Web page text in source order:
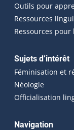
Outils pour
Ressources
Ressources
Sujets d’intérêt
Féminisation et
Néologie
Officialisation
Navigation